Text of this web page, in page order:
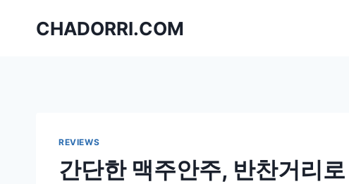
CHADORRI.COM
REVIEWS
간단한 맥주안주, 반찬거리